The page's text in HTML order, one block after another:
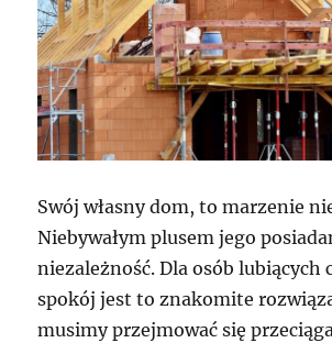
Swój własny dom, to marzenie
Niebywałym plusem jego
niezależność. Dla osób lubiących
spokój jest to znakomite
musimy przejmować się